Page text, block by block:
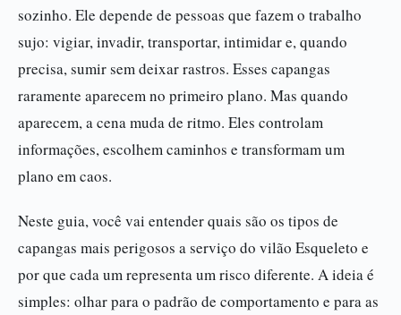
sozinho. Ele depende de pessoas que fazem o trabalho
sujo: vigiar, invadir, transportar, intimidar e, quando
precisa, sumir sem deixar rastros. Esses capangas
raramente aparecem no primeiro plano. Mas quando
aparecem, a cena muda de ritmo. Eles controlam
informações, escolhem caminhos e transformam um
plano em caos.
Neste guia, você vai entender quais são os tipos de
capangas mais perigosos a serviço do vilão Esqueleto e
por que cada um representa um risco diferente. A ideia é
simples: olhar para o padrão de comportamento e para as